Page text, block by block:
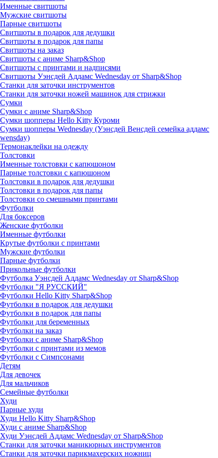
Именные свитшоты
Мужские свитшоты
Парные свитшоты
Свитшоты в подарок для дедушки
Свитшоты в подарок для папы
Свитшоты на заказ
Свитшоты с аниме Sharp&Shop
Свитшоты с принтами и надписями
Свитшоты Уэнсдей Аддамс Wednesday от Sharp&Shop
Станки для заточки инструментов
Станки для заточки ножей машинок для стрижки
Сумки
Сумки с аниме Sharp&Shop
Сумки шопперы Hello Kitty Куроми
Сумки шопперы Wednesday (Уэнсдей Венсдей семейка аддамс
wensday)
Термонаклейки на одежду
Толстовки
Именные толстовки с капюшоном
Парные толстовки с капюшоном
Толстовки в подарок для дедушки
Толстовки в подарок для папы
Толстовки со смешными принтами
Футболки
Для боксеров
Женские футболки
Именные футболки
Крутые футболки с принтами
Мужские футболки
Парные футболки
Прикольные футболки
Футболка Уэнсдей Аддамс Wednesday от Sharp&Shop
Футболки "Я РУССКИЙ"
Футболки Hello Kitty Sharp&Shop
Футболки в подарок для дедушки
Футболки в подарок для папы
Футболки для беременных
Футболки на заказ
Футболки с аниме Sharp&Shop
Футболки с принтами из мемов
Футболки с Симпсонами
Детям
Для девочек
Для мальчиков
Семейные футболки
Худи
Парные худи
Худи Hello Kitty Sharp&Shop
Худи с аниме Sharp&Shop
Худи Уэнсдей Аддамс Wednesday от Sharp&Shop
Станки для заточки маникюрных инструментов
Станки для заточки парикмахерских ножниц